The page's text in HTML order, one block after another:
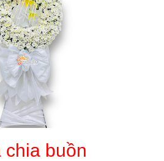
chia buồn